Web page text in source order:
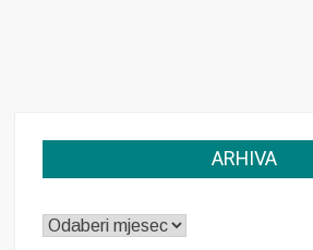
ARHIVA
ARHIVA